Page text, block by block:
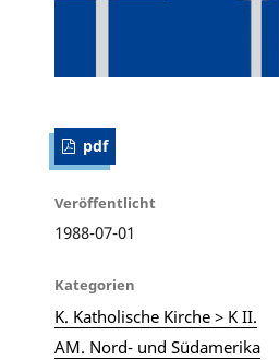
pdf
Veröffentlicht
1988-07-01
Kategorien
K. Katholische Kirche > K II.
AM. Nord- und Südamerika